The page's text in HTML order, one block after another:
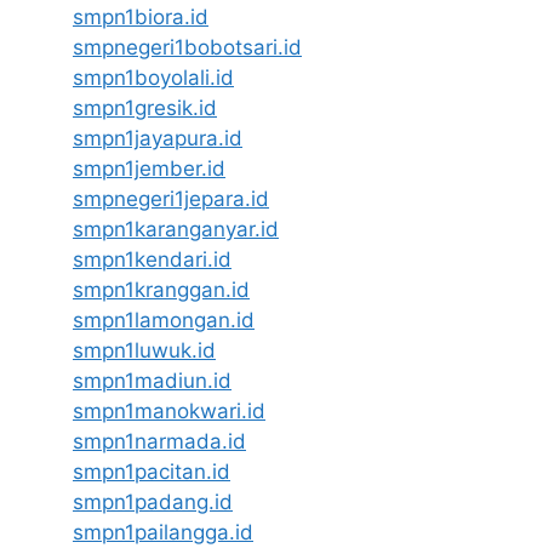
smpn1biora.id
smpnegeri1bobotsari.id
smpn1boyolali.id
smpn1gresik.id
smpn1jayapura.id
smpn1jember.id
smpnegeri1jepara.id
smpn1karanganyar.id
smpn1kendari.id
smpn1kranggan.id
smpn1lamongan.id
smpn1luwuk.id
smpn1madiun.id
smpn1manokwari.id
smpn1narmada.id
smpn1pacitan.id
smpn1padang.id
smpn1pailangga.id